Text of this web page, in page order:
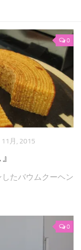
0
11月, 2015
たバウムクーヘン
0